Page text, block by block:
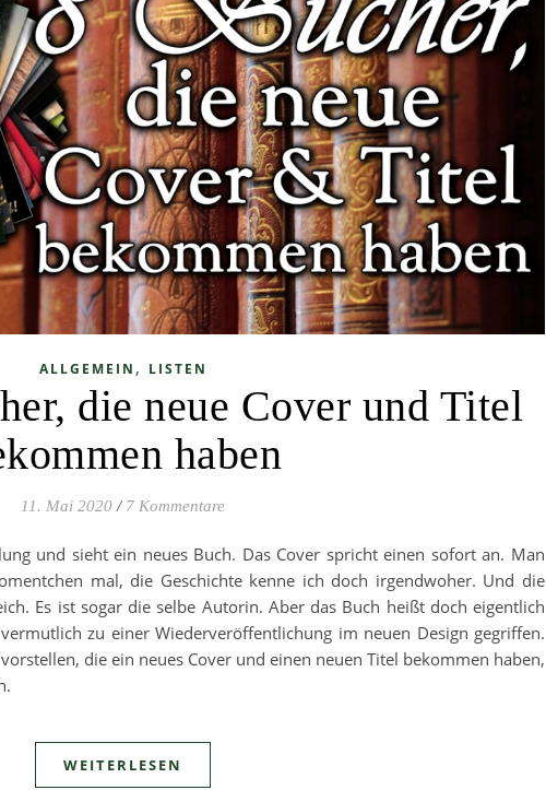
ALLGEMEIN , LISTEN
die neue Cover und Titel
haben
11. Mai 2020 / 7 Kommentare
und sieht ein neues Buch. Das Cover spricht einen sofort an. Man
mal, die Geschichte kenne ich doch irgendwoher. Und die
Es ist sogar die selbe Autorin. Aber das Buch heißt doch eigentlich
zu einer Wiederveröffentlichung im neuen Design gegriffen.
die ein neues Cover und einen neuen Titel bekommen haben,
WEITERLESEN